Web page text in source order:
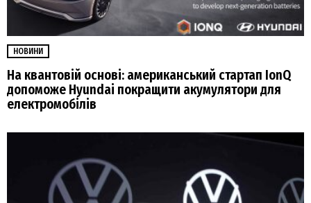
НОВИНИ
На квантовій основі: американський стартап IonQ
допоможе Hyundai покращити акумулятори для
електромобілів